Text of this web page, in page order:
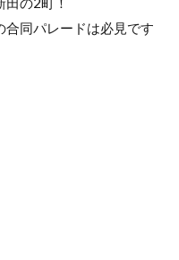
同パレードは必見です